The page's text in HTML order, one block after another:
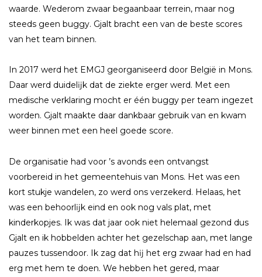
waarde. Wederom zwaar begaanbaar terrein, maar nog
steeds geen buggy. Gjalt bracht een van de beste scores
van het team binnen.
In 2017 werd het EMGJ georganiseerd door België in Mons.
Daar werd duidelĳk dat de ziekte erger werd. Met een
medische verklaring mocht er één buggy per team ingezet
worden. Gjalt maakte daar dankbaar gebruik van en kwam
weer binnen met een heel goede score.
De organisatie had voor ’s avonds een ontvangst
voorbereid in het gemeentehuis van Mons. Het was een
kort stukje wandelen, zo werd ons verzekerd. Helaas, het
was een behoorlĳk eind en ook nog vals plat, met
kinderkopjes. Ik was dat jaar ook niet helemaal gezond dus
Gjalt en ik hobbelden achter het gezelschap aan, met lange
pauzes tussendoor. Ik zag dat hĳ het erg zwaar had en had
erg met hem te doen. We hebben het gered, maar